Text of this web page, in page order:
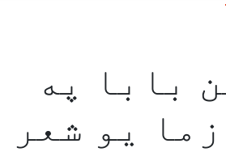
بابا په
يو شعر